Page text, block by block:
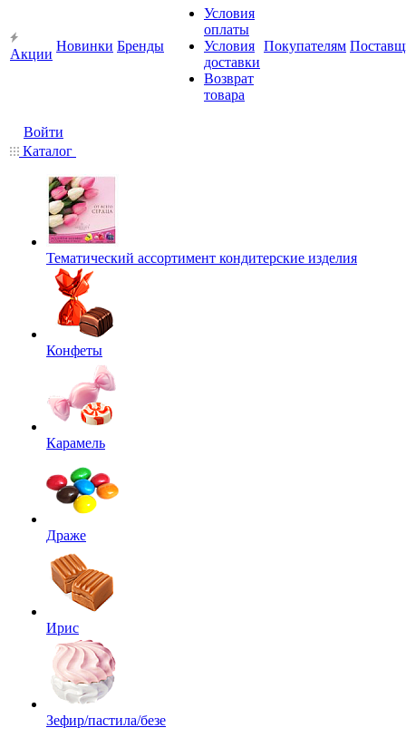
Акции
Новинки Бренды
Условия
оплаты
Условия
доставки
Возврат
товара
Покупателям
Войти
Каталог
Тематический ассортимент кондитерские изделия
Конфеты
Карамель
Драже
Ирис
Зефир/пастила/безе